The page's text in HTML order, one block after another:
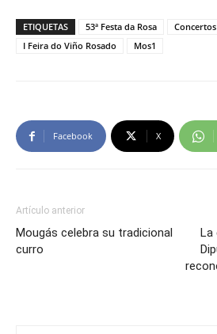
ETIQUETAS 53ª Festa da Rosa
I Feira do Viño Rosado
Mos1
Facebook X
Artículo anterior
Mougás celebra su tradicional
curro
La